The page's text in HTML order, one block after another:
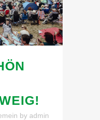
by admin